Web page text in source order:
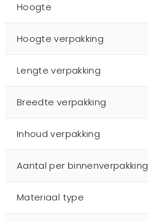
Hoogte
Hoogte verpakking
Lengte verpakking
Breedte verpakking
Inhoud verpakking
Aantal per binnenverpakking
Materiaal type